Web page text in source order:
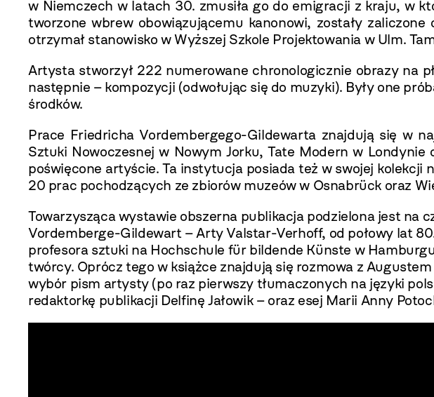
w Niemczech w latach 30. zmusiła go do emigracji z kraju, w
tworzone wbrew obowiązującemu kanonowi, zostały
otrzymał stanowisko w Wyższej Szkole Projektowania w Ulm.
Artysta stworzył 222 numerowane chronologicznie obrazy na
następnie – kompozycji (odwołując się do muzyki). Były one
środków.
Prace Friedricha Vordembergego-Gildewarta znajdują się w
Sztuki Nowoczesnej w Nowym Jorku, Tate Modern w
poświęcone artyście. Ta instytucja posiada też w swojej
20 prac pochodzących ze zbiorów muzeów w Osnabrück oraz
Towarzysząca wystawie obszerna publikacja podzielona jest na
Vordemberge-Gildewart – Arty Valstar-Verhoff, od połowy lat
profesora sztuki na Hochschule für bildende Künste w
twórcy. Oprócz tego w książce znajdują się rozmowa z
wybór pism artysty (po raz pierwszy tłumaczonych na języki
redaktorkę publikacji Delfinę Jałowik – oraz esej Marii Anny